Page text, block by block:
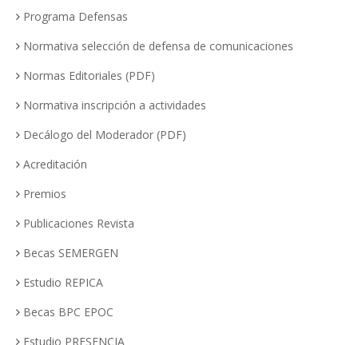
Programa Defensas
Normativa selección de defensa de comunicaciones
Normas Editoriales (PDF)
Normativa inscripción a actividades
Decálogo del Moderador (PDF)
Acreditación
Premios
Publicaciones Revista
Becas SEMERGEN
Estudio REPICA
Becas BPC EPOC
Estudio PRESENCIA